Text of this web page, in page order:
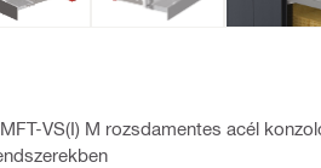
VS(I) M rozsdamentes acél